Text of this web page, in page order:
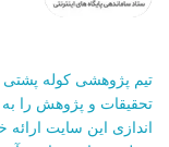
تحقیقات و پژوهش را
اندازی این سایت